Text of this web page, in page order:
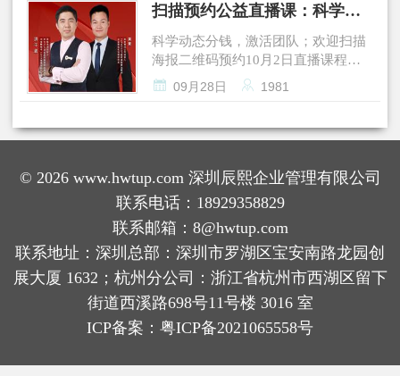
堂，通过深度共创与实战研习，共同
探索企业效能提升的关键路径。 （培
训合影） 本次训练营精心设计了多维
扫描预约公益直播课：科学动
态分钱，激活团队
科学动态分钱，激活团队；欢迎扫描
海报二维码预约10月2日直播课程，
我们一起学习如何提取奖金包，如何
分好项目奖！
 09月28日  1981
© 2026 www.hwtup.com 深圳辰熙企业管理有限公司
联系电话：18929358829
联系邮箱：8@hwtup.com
联系地址：深圳总部：深圳市罗湖区宝安南路龙园创
展大厦 1632；杭州分公司：浙江省杭州市西湖区留下
街道西溪路698号11号楼 3016 室
ICP备案： 粤ICP备2021065558号